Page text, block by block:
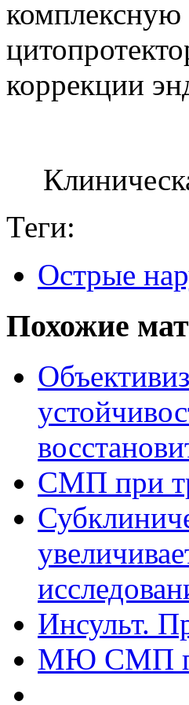
коррекции
Теги:
Острые
Похожие
СМП при
Инсульт.
МЮ СМП